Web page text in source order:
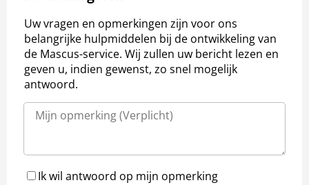
Uw vragen en opmerkingen zijn voor ons
belangrijke hulpmiddelen bij de ontwikkeling van
de Mascus-service. Wij zullen uw bericht lezen en
geven u, indien gewenst, zo snel mogelijk
antwoord.
Ik wil antwoord op mijn opmerking